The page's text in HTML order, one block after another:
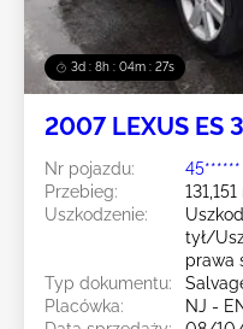
3d : 8h : 04m : 24s
2007 LEXUS ES
Nr pojazdu:
45******
Przebieg:
Uszkodzenie:
tył/
prawa
Typ dokumentu:
Placówka:
NJ -